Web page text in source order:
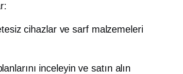
cihazlar ve sarf malzemeleri
inceleyin ve satın alın